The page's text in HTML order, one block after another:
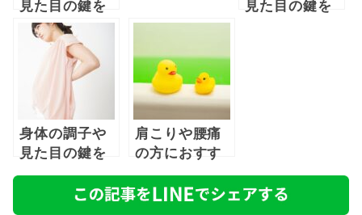
見た目の鍵を
握る骨盤につ
いて （前
見た目の鍵を
身体の調子や
見た目の鍵を
握る骨盤につ
いて（後編）
肩こりや腰痛
の方におすす
め 入浴剤の
効果やメリッ
ト